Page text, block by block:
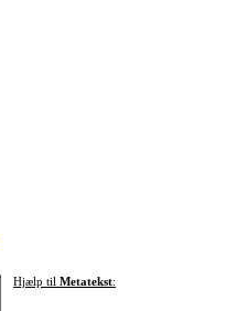
Hjælp til Metatekst: